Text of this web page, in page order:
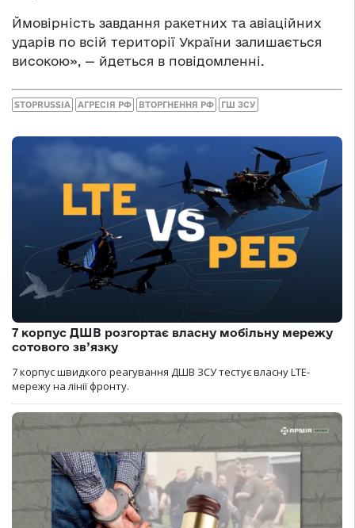
Ймовірність завдання ракетних та авіаційних
ударів по всій території України залишається
високою», — йдеться в повідомленні.
STOPRUSSIA АГРЕСІЯ РФ ВТОРГНЕННЯ РФ ГШ ЗСУ
7 корпус ДШВ розгортає власну мобільну мережу
сотового зв’язку
7 корпус швидкого реагування ДШВ ЗСУ тестує власну LTE-
мережу на лінії фронту.